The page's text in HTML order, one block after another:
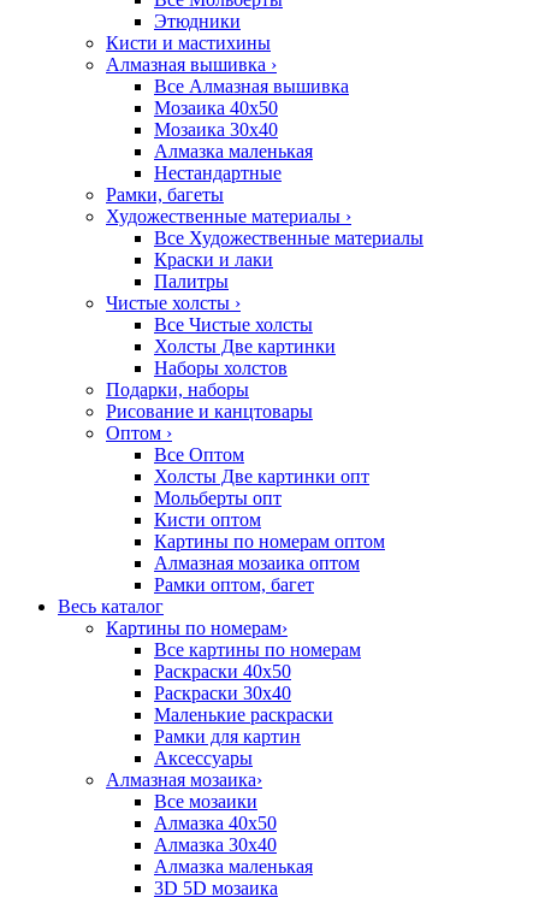
Этюдники
Кисти и мастихины
Алмазная вышивка ›
Все Алмазная вышивка
Мозаика 40x50
Мозаика 30x40
Алмазка маленькая
Нестандартные
Рамки, багеты
Художественные материалы ›
Все Художественные материалы
Краски и лаки
Палитры
Чистые холсты ›
Все Чистые холсты
Холсты Две картинки
Наборы холстов
Подарки, наборы
Рисование и канцтовары
Оптом ›
Все Оптом
Холсты Две картинки опт
Мольберты опт
Кисти оптом
Картины по номерам оптом
Алмазная мозаика оптом
Рамки оптом, багет
Весь каталог
Картины по номерам›
Все картины по номерам
Раскраски 40х50
Раскраски 30х40
Маленькие раскраски
Рамки для картин
Аксессуары
Алмазная мозаика›
Все мозаики
Алмазка 40х50
Алмазка 30х40
Алмазка маленькая
3D 5D мозаика